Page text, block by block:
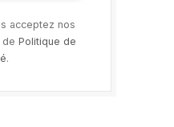
acceptez nos
de Politique de
.